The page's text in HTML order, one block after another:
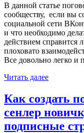
В данной статье
сообществу, если вы
социальной сети
и что необходимо
действием
плоховато
Все довольно легко и
Читать далее
Как создать
сенлер
подписные